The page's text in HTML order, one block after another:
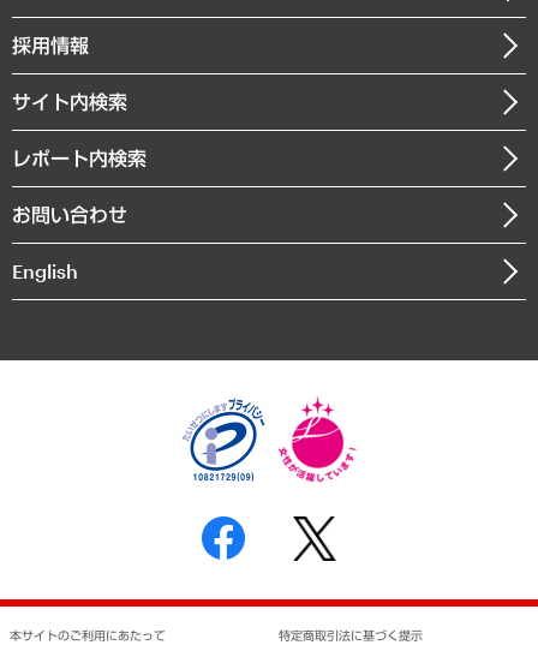
GRC（ガバナンス・リスク・コンプライアンス）・防災（政策）
経済・産業・雇用・労働
まちづくり・観光・交通・スポーツ・スマートシティ
自然資源・農林水産業・食料システム
経営用語集
受託・受注実績（官公庁関連）
メディア掲載・出演
社長メッセージ
会社概要
沿革
組織図・本部部室紹介
インドネシア現地法人
個人情報保護方針
反社会的勢力に対する基本方針
書面による個人情報の開示等の請求の手続きについて
ニュースリリース
お知らせ
採用情報
サイト内検索
レポート内検索
お問い合わせ
English
本サイトのご利用にあたって 特定商取引法に基づく提示